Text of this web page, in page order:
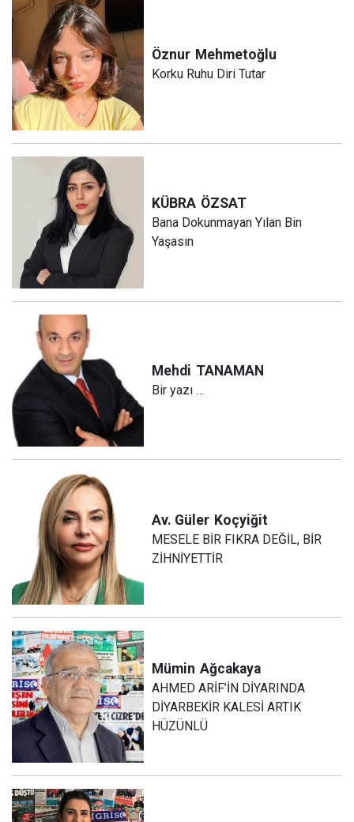
Öznur Mehmetoğlu
Korku Ruhu Diri Tutar
KÜBRA ÖZSAT
Bana Dokunmayan Yılan Bin
Yaşasın
Mehdi TANAMAN
Bir yazı …
Av. Güler Koçyiğit
MESELE BİR FIKRA DEĞİL, BİR
ZİHNİYETTİR
Mümin Ağcakaya
AHMED ARİF’İN DİYARINDA
DİYARBEKİR KALESİ ARTIK
HÜZÜNLÜ